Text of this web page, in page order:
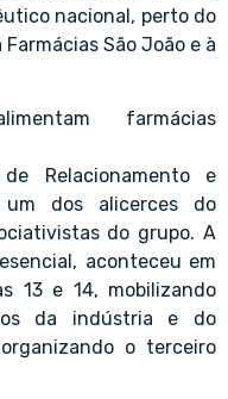
nacional, perto do
São João e à
farmácias
Relacionamento e
um dos alicerces do
do grupo. A
aconteceu em
13 e 14, mobilizando
da indústria e do
o terceiro